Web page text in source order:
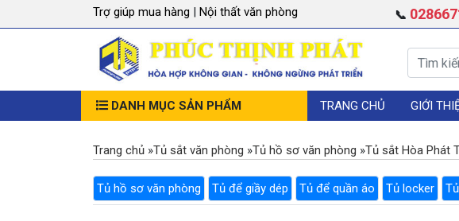
Trợ giúp mua hàng | Nội thất văn phòng 📞
DANH MỤC SẢN PHẨM TRANG CHỦ GIỚI
Trang chủ »Tủ sắt văn phòng »Tủ hồ sơ văn phòng »Tủ sắt Hòa Phát
Tủ hồ sơ văn phòng Tủ để giầy dép Tủ để quần áo Tủ locker